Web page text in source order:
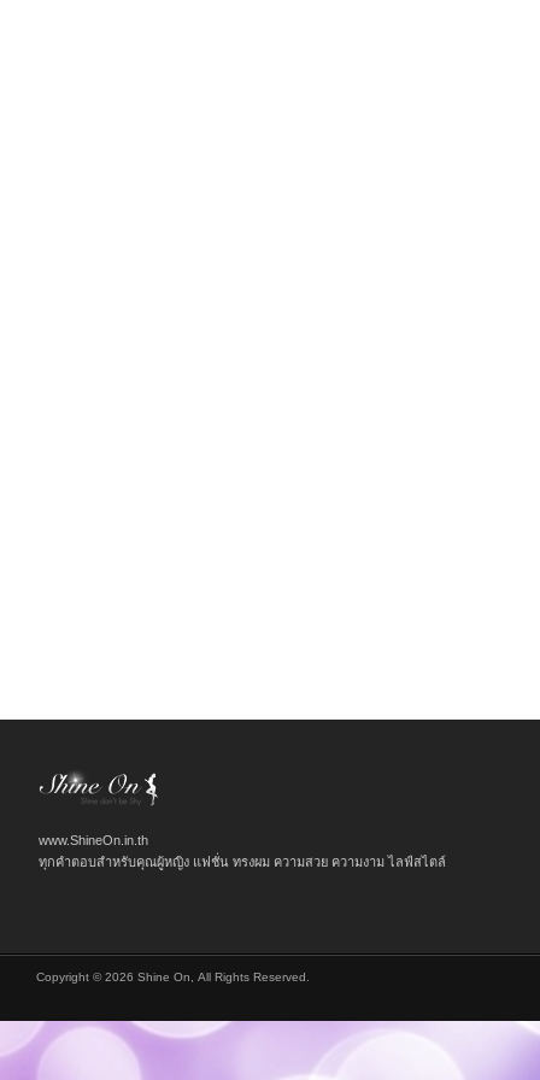
www.ShineOn.in.th
ทุกคำตอบสำหรับคุณผู้หญิง แฟชั่น ทรงผม ความสวย ความงาม ไลฟ์สไตล์
Copyright © 2026 Shine On, All Rights Reserved.